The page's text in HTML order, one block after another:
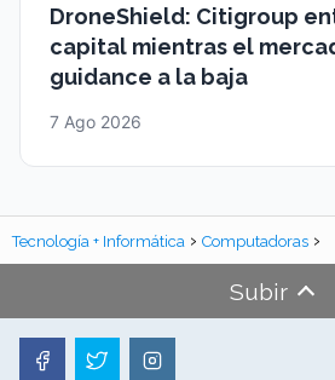
DroneShield: Citigroup
capital mientras el
guidance a la baja
7 Ago 2026
Tecnología + Informática Computadoras
Subir